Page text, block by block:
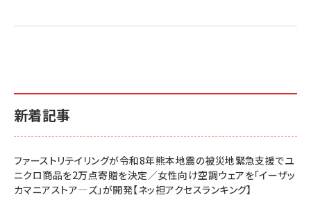
新着記事
ファーストリテイリングが令和8年熊本地震の被災地緊急支援でユ
ニクロ商品を2万点寄贈を決定／女性向け空調ウェアを「イーザッ
カマニアストア―ズ」が開発【ネッ担アクセスランキング】